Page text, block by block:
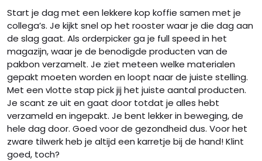
Start je dag met een lekkere kop koffie samen met je
collega’s. Je kijkt snel op het rooster waar je die dag aan
de slag gaat. Als orderpicker ga je full speed in het
magazijn, waar je de benodigde producten van de
pakbon verzamelt. Je ziet meteen welke materialen
gepakt moeten worden en loopt naar de juiste stelling.
Met een vlotte stap pick jij het juiste aantal producten.
Je scant ze uit en gaat door totdat je alles hebt
verzameld en ingepakt. Je bent lekker in beweging, de
hele dag door. Goed voor de gezondheid dus. Voor het
zware tilwerk heb je altijd een karretje bij de hand! Klint
goed, toch?